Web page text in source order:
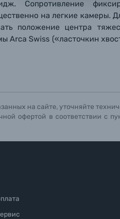
кнопку «Отправить вопрос» я даю:
кнопку «Отправить вопрос» я даю:
Сопротивление
на легкие камеры.
положение центра
Arca Swiss («ласточкин
на сайте, уточняйте
офертой в соответствии с
кнопку «Отправить вопрос» я даю: